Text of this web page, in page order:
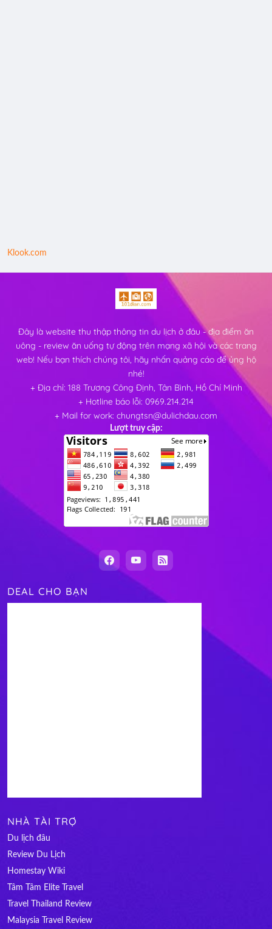
Klook.com
Đây là website thu thập thông tin du lịch ở đâu - địa điểm ăn
uông - review ăn uống tự động trên mạng xã hội và các trang
web! Nếu bạn thích chúng tôi, hãy nhấn quảng cáo để ủng hộ
nhé!
+ Địa chỉ: 188 Trương Công Định, Tân Bình, Hồ Chí Minh
+ Hotline báo lỗi: 0969.214.214
+ Mail for work: chungtsn@dulichdau.com
Lượt truy cập:
DEAL CHO BẠN
NHÀ TÀI TRỢ
Du lịch đâu
Review Du Lịch
Homestay Wiki
Tâm Tâm Elite Travel
Travel Thailand Review
Malaysia Travel Review